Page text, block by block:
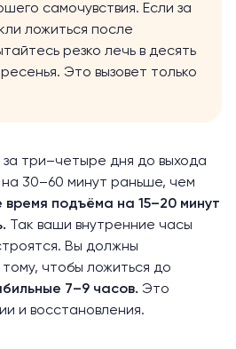
самочувствия. Если за
ложиться после
резко лечь в десять
Это вызовет только
три–четыре дня до выхода
30–60 минут раньше, чем
время подъёма на 15–20 минут
Так ваши внутренние часы
Вы должны
чтобы ложиться до
7–9 часов. Это
и восстановления.